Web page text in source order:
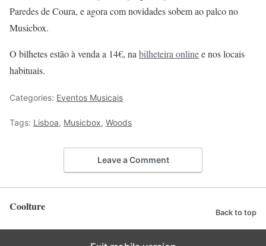
Paredes de Coura, e agora com novidadessobem ao palco no
Musicbox.
O bilhetes estão à venda a 14€, nabilheteira onlinee nos locais
habituais.
Categories: Eventos Musicais
Tags: Lisboa, Musicbox, Woods
Leave a Comment
Coolture Back to top